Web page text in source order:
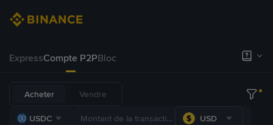
ExpressCompte P2PBloc
Acheter Vendre
USDC USD